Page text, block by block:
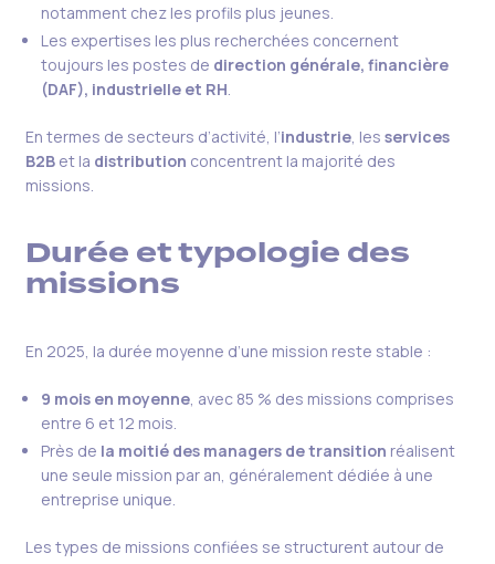
notamment chez les profils plus jeunes.
Les expertises les plus recherchées concernent
toujours les postes de direction générale, financière
(DAF), industrielle et RH
En termes de secteurs d’activité, l’industrie, les services
B2Bet la distribution concentrent la majorité des
missions.
Durée et typologie des
missions
En 2025, la durée moyenne d’une mission reste stable :
9 mois en moyenne, avec 85 % des missions comprises
entre 6 et 12 mois.
Près de la moitié des managers de transition réalisent
une seule mission par an, généralement dédiée à une
entreprise unique.
Les types de missions confiées se structurent autour de